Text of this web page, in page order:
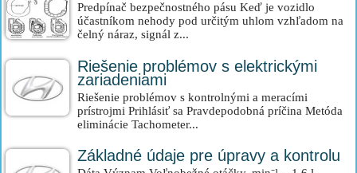
Predpínač bezpečnostného pásu Keď je vozidlo
účastníkom nehody pod určitým uhlom vzhľadom na
čelný náraz, signál z...
Riešenie problémov s elektrickými
zariadeniami
Riešenie problémov s kontrolnými a meracími
prístrojmi Prihlásiť sa Pravdepodobná príčina Metóda
eliminácie Tachometer...
Základné údaje pre úpravy a kontrolu